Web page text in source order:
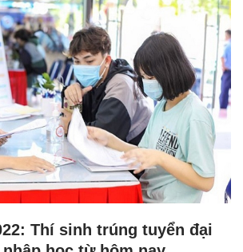
Thí sinh trúng tuyển đại